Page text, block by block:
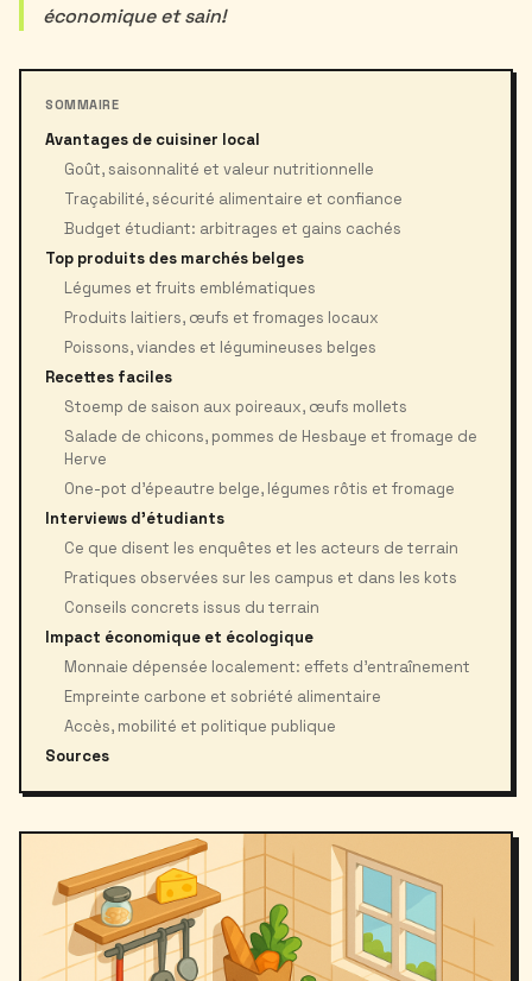
économique et sain!
SOMMAIRE
Avantages de cuisiner local
Goût, saisonnalité et valeur nutritionnelle
Traçabilité, sécurité alimentaire et confiance
Budget étudiant: arbitrages et gains cachés
Top produits des marchés belges
Légumes et fruits emblématiques
Produits laitiers, œufs et fromages locaux
Poissons, viandes et légumineuses belges
Recettes faciles
Stoemp de saison aux poireaux, œufs mollets
Salade de chicons, pommes de Hesbaye et fromage de
Herve
One-pot d’épeautre belge, légumes rôtis et fromage
Interviews d'étudiants
Ce que disent les enquêtes et les acteurs de terrain
Pratiques observées sur les campus et dans les kots
Conseils concrets issus du terrain
Impact économique et écologique
Monnaie dépensée localement: effets d’entraînement
Empreinte carbone et sobriété alimentaire
Accès, mobilité et politique publique
Sources